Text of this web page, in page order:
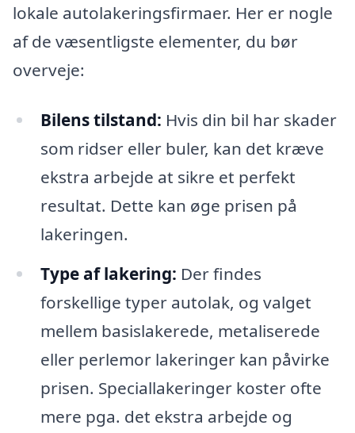
lokale autolakeringsfirmaer. Her er nogle
af de væsentligste elementer, du bør
overveje:
Bilens tilstand: Hvis din bil har skader
som ridser eller buler, kan det kræve
ekstra arbejde at sikre et perfekt
resultat. Dette kan øge prisen på
lakeringen.
Type af lakering: Der findes
forskellige typer autolak, og valget
mellem basislakerede, metaliserede
eller perlemor lakeringer kan påvirke
prisen. Speciallakeringer koster ofte
mere pga. det ekstra arbejde og